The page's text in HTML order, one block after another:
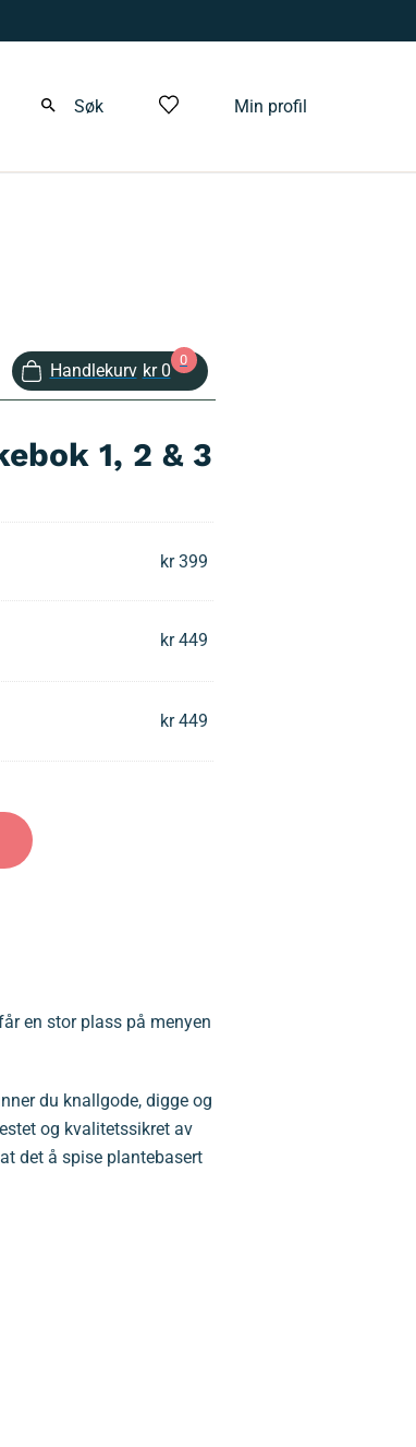
Søk Min profil
Handlekurv
0
kr 0
1, 2 & 3
kr399
kr449
kr449
en stor plass på menyen
du knallgode, digge og
og kvalitetssikret av
det å spise plantebasert